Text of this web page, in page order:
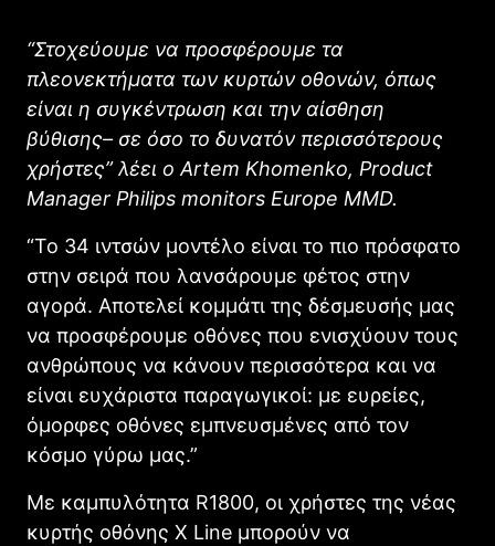
“Στοχεύουμε να προσφέρουμε τα
πλεονεκτήματα των κυρτών οθονών, όπως
είναι η συγκέντρωση και την αίσθηση
βύθισης– σε όσο το δυνατόν περισσότερους
χρήστες” λέει ο Artem Khomenko, Product
Manager Philips monitors Europe MMD.
“Το 34 ιντσών μοντέλο είναι το πιο πρόσφατο
στην σειρά που λανσάρουμε φέτος στην
αγορά. Αποτελεί κομμάτι της δέσμευσής μας
να προσφέρουμε οθόνες που ενισχύουν τους
ανθρώπους να κάνουν περισσότερα και να
είναι ευχάριστα παραγωγικοί: με ευρείες,
όμορφες οθόνες εμπνευσμένες από τον
κόσμο γύρω μας.”
Με καμπυλότητα R1800, οι χρήστες της νέας
κυρτής οθόνης X Line μπορούν να